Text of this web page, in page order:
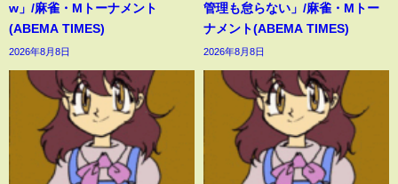
w」/麻雀・Mトーナメント
(ABEMA TIMES)
2026年8月8日
管理も怠らない」/麻雀・Mトー
ナメント(ABEMA TIMES)
2026年8月8日